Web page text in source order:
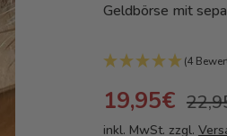
Geldbörse mit
(4
19,95€
inkl. MwSt. zzgl.